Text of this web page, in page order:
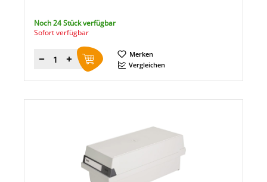
Noch 24 Stück verfügbar
Sofort verfügbar
Menge
Merken
Vergleichen